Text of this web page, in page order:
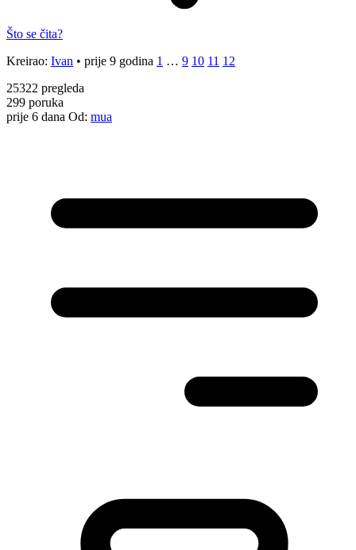
Što se čita?
Kreirao: Ivan • prije 9 godina 1 … 9 10 11 12
25322 pregleda
299 poruka
prije 6 dana Od: mua